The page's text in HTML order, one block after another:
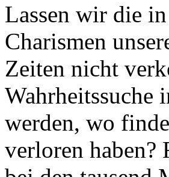
Lassen wir die
Charismen
Zeiten nicht
Wahrheitssuche
werden, wo
verloren haben?